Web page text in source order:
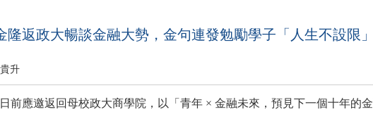
隆返政大暢談金融大勢，金句連發勉勵學子「人生不設限」
升
前應邀返回母校政大商學院，以「青年 × 金融未來，預見下一個十年的